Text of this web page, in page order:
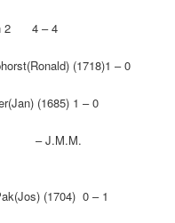
2 4 – 4
(1718)1 – 0
(1685) 1 – 0
– J.M.M.
(1704) 0 – 1